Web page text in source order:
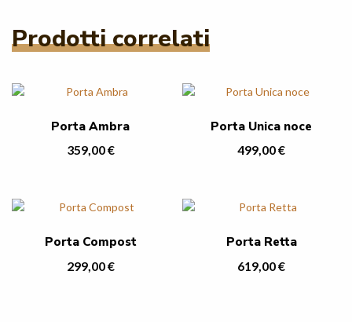
Prodotti correlati
Porta Ambra
359,00€
Porta Unica noce
499,00€
Porta Compost
299,00€
Porta Retta
619,00€